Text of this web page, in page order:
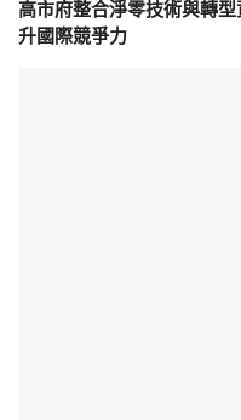
高市府整合淨零技術與轉
升國際競爭力